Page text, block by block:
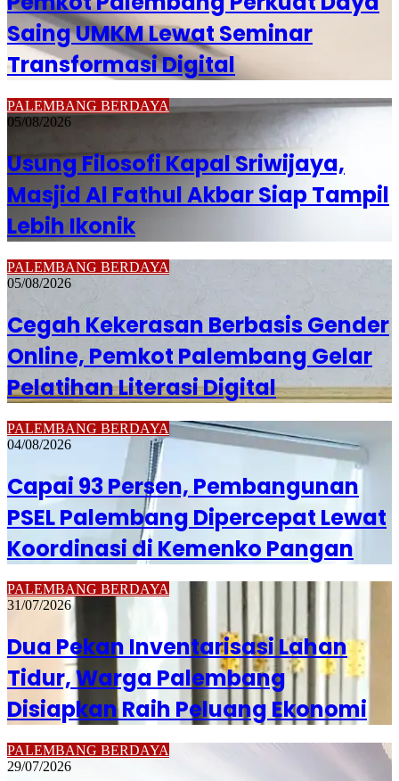
Saing UMKM Lewat Seminar
Transformasi Digital
PALEMBANG BERDAYA
05/08/2026
Usung Filosofi Kapal Sriwijaya,
Masjid Al Fathul Akbar Siap Tampil
Lebih Ikonik
PALEMBANG BERDAYA
05/08/2026
Cegah Kekerasan Berbasis Gender
Online, Pemkot Palembang Gelar
Pelatihan Literasi Digital
PALEMBANG BERDAYA
04/08/2026
Capai 93 Persen, Pembangunan
PSEL Palembang Dipercepat Lewat
Koordinasi di Kemenko Pangan
PALEMBANG BERDAYA
31/07/2026
Dua Pekan Inventarisasi Lahan
Tidur, Warga Palembang
Disiapkan Raih Peluang Ekonomi
PALEMBANG BERDAYA
29/07/2026